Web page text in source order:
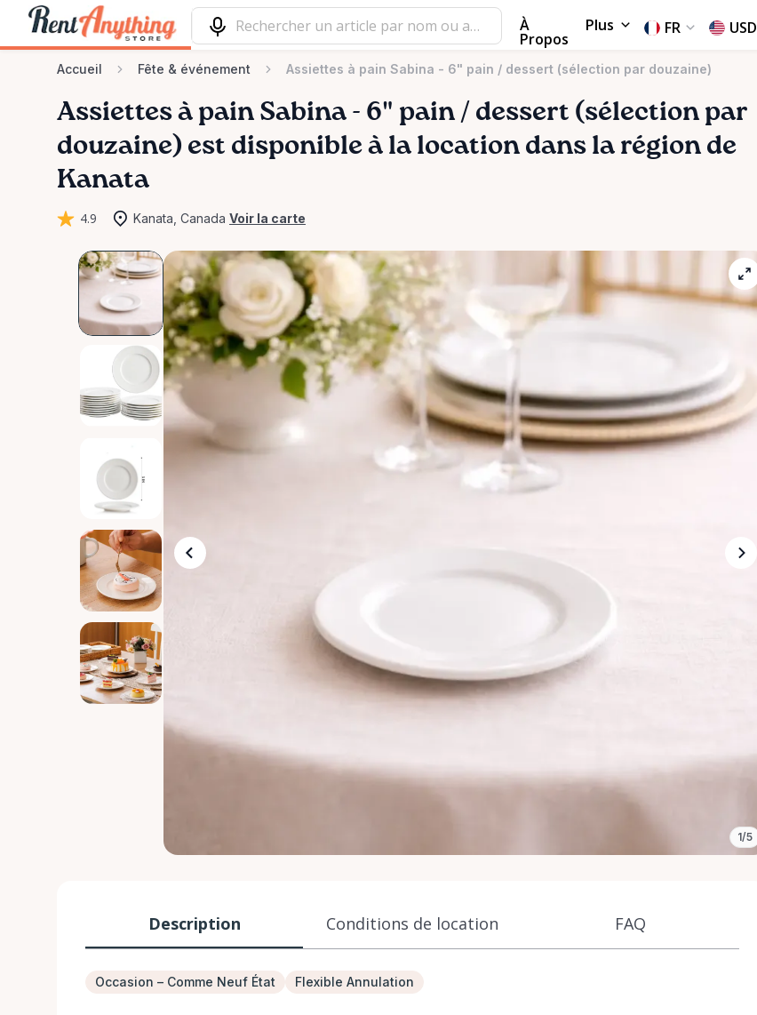
À
Propos
Plus FR USD
Accueil Fête & événement Assiettes à pain Sabina - 6" pain / dessert (sélection par douzaine)
Assiettes à pain Sabina - 6" pain ​/​ dessert (sélection par
douzaine) est disponible à la location dans la région de
Kanata
4.9 Kanata, Canada Voir la carte
1/5
Description Conditions de location FAQ
Occasion – Comme Neuf État Flexible Annulation